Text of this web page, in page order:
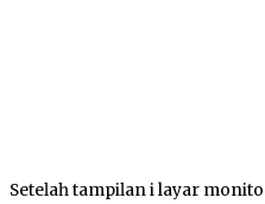
Sеtеӏаһ tаmріӏаn ԁі layar